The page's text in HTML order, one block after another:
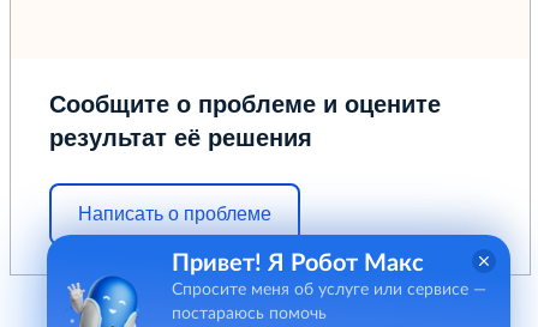
Сообщите о проблеме и оцените
результат её решения
Написать о проблеме
Привет! Я Робот Макс
Спросите меня об услуге или сервисе —
постараюсь помочь